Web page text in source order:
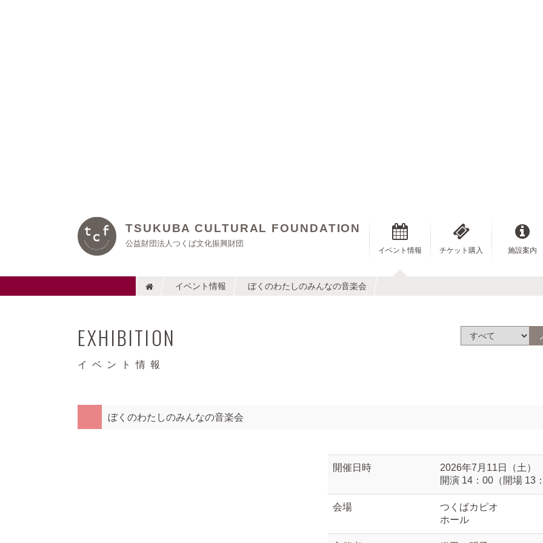
TSUKUBA CULTURAL FOUNDATION
公益財団法人つくば文化振興財団
イベント情報 チケット購入 施設案内
イベント情報 ぼくのわたしのみんなの音楽会
EXHIBITION
イベント情報
ぼくのわたしのみんなの音楽会
開催日時
2026年7月11日（土）
開演 14：00（開場 13
会場
つくばカピオ
ホール